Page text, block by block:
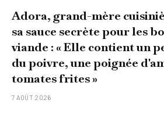
Adora, grand-mère
sa sauce secrète pour les
viande : « Elle contient un
du poivre, une poignée
tomates frites »
7 AOÛT 2026